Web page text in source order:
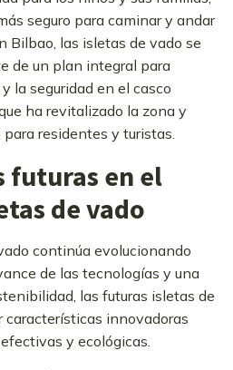
seguro para caminar y andar
Bilbao, las isletas de vado se
de un plan integral para
la seguridad en el casco
ha revitalizado la zona y
residentes y turistas.
futuras en el
de vado
continúa evolucionando
de las tecnologías y una
las futuras isletas de
características innovadoras
y ecológicas.